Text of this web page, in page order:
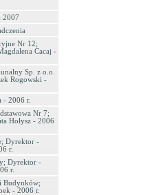
2007
Nr 12;
Cacaj -
Sp. z o.o.
Rogowski -
- 2006 r.
Nr 7;
Hołysz - 2006
Dyrektor -
r.
Dyrektor -
r.
Budynków;
- 2006 r.